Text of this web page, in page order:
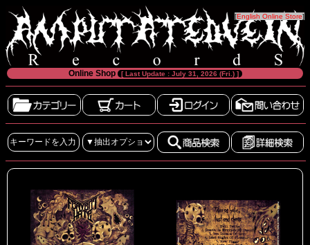
[English Online Store]
Online Shop [ Last Update : July 31, 2026 (Fri.) ]